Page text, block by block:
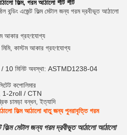
ফিল্ম, গরম আঠালো শীট শীট
বন্ডিং এজেন্ট ফিল্ম মেটাল জন্য গরম দ্রবীভূত আঠালো
আকার গ্রহণযোগ্য
কাস্টম আকার গ্রহণযোগ্য
/ 10 মিনিট অবস্থা: ASTMD1238-04
কপোলিমার
1-2roll / CTN
চামড়া বন্ধন, ইত্যাদি
ফিল্ম আঠালো ধাতু জন্য পুনরাবৃত্তি গরম
ফিল্ম মেটাল জন্য গরম দ্রবীভূত আঠালো আঠালো